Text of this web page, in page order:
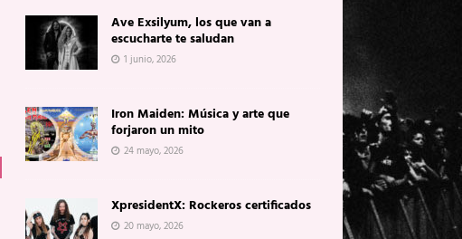
Ave Exsilyum, los que van a
escucharte te saludan
1 junio, 2026
Iron Maiden: Música y arte que
forjaron un mito
24 mayo, 2026
XpresidentX: Rockeros certificados
20 mayo, 2026